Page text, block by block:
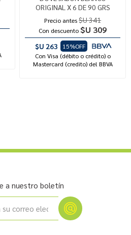
ORIGINAL X 6 DE 90 GRS
Precio antes$U 341
Con descuento $U 309
$U 263
15%OFF
Con Visa (débito o crédito) o
Mastercard (credito) del BBVA
a nuestro boletín